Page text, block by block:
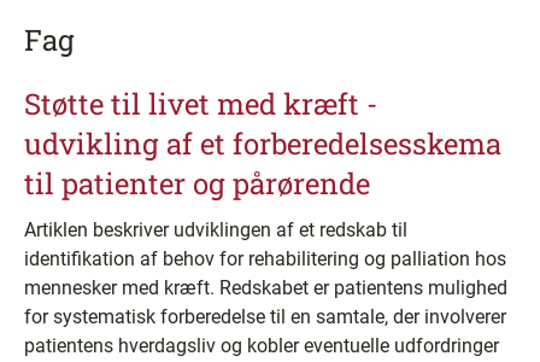
Fag
Støtte til livet med kræft -
udvikling af et forberedelsesskema
til patienter og pårørende
Artiklen beskriver udviklingen af et redskab til
identifikation af behov for rehabilitering og palliation hos
mennesker med kræft. Redskabet er patientens mulighed
for systematisk forberedelse til en samtale, der involverer
patientens hverdagsliv og kobler eventuelle udfordringer